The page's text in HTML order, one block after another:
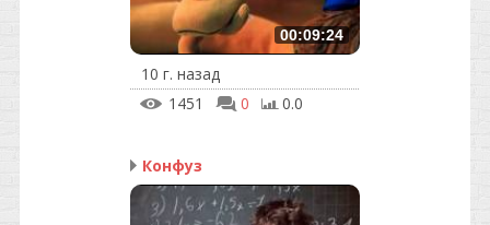
00:09:24
10 г. назад
1451
0 0.0
Конфуз